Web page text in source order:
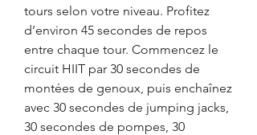
tours selon votre niveau. Profitez
d’environ 45 secondes de repos
entre chaque tour. Commencez le
circuit HIIT par 30 secondes de
montées de genoux, puis enchaînez
avec 30 secondes de jumping jacks,
30 secondes de pompes, 30